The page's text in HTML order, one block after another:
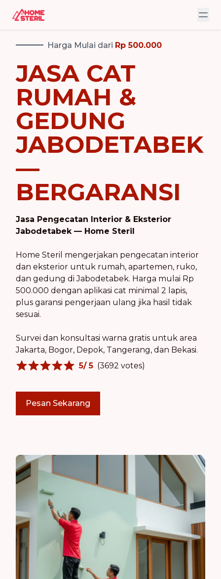
Harga Mulai dari Rp 500.000
JASA CAT
RUMAH &
GEDUNG
JABODETABEK
—
BERGARANSI
Jasa Pengecatan Interior & Eksterior
Jabodetabek — Home Steril
Home Steril mengerjakan pengecatan interior
dan eksterior untuk rumah, apartemen, ruko,
dan gedung di Jabodetabek. Harga mulai Rp
500.000 dengan aplikasi cat minimal 2 lapis,
plus garansi pengerjaan ulang jika hasil tidak
sesuai.
Survei dan konsultasi warna gratis untuk area
Jakarta, Bogor, Depok, Tangerang, dan Bekasi.
5/ 5 (3692 votes)
Pesan Sekarang